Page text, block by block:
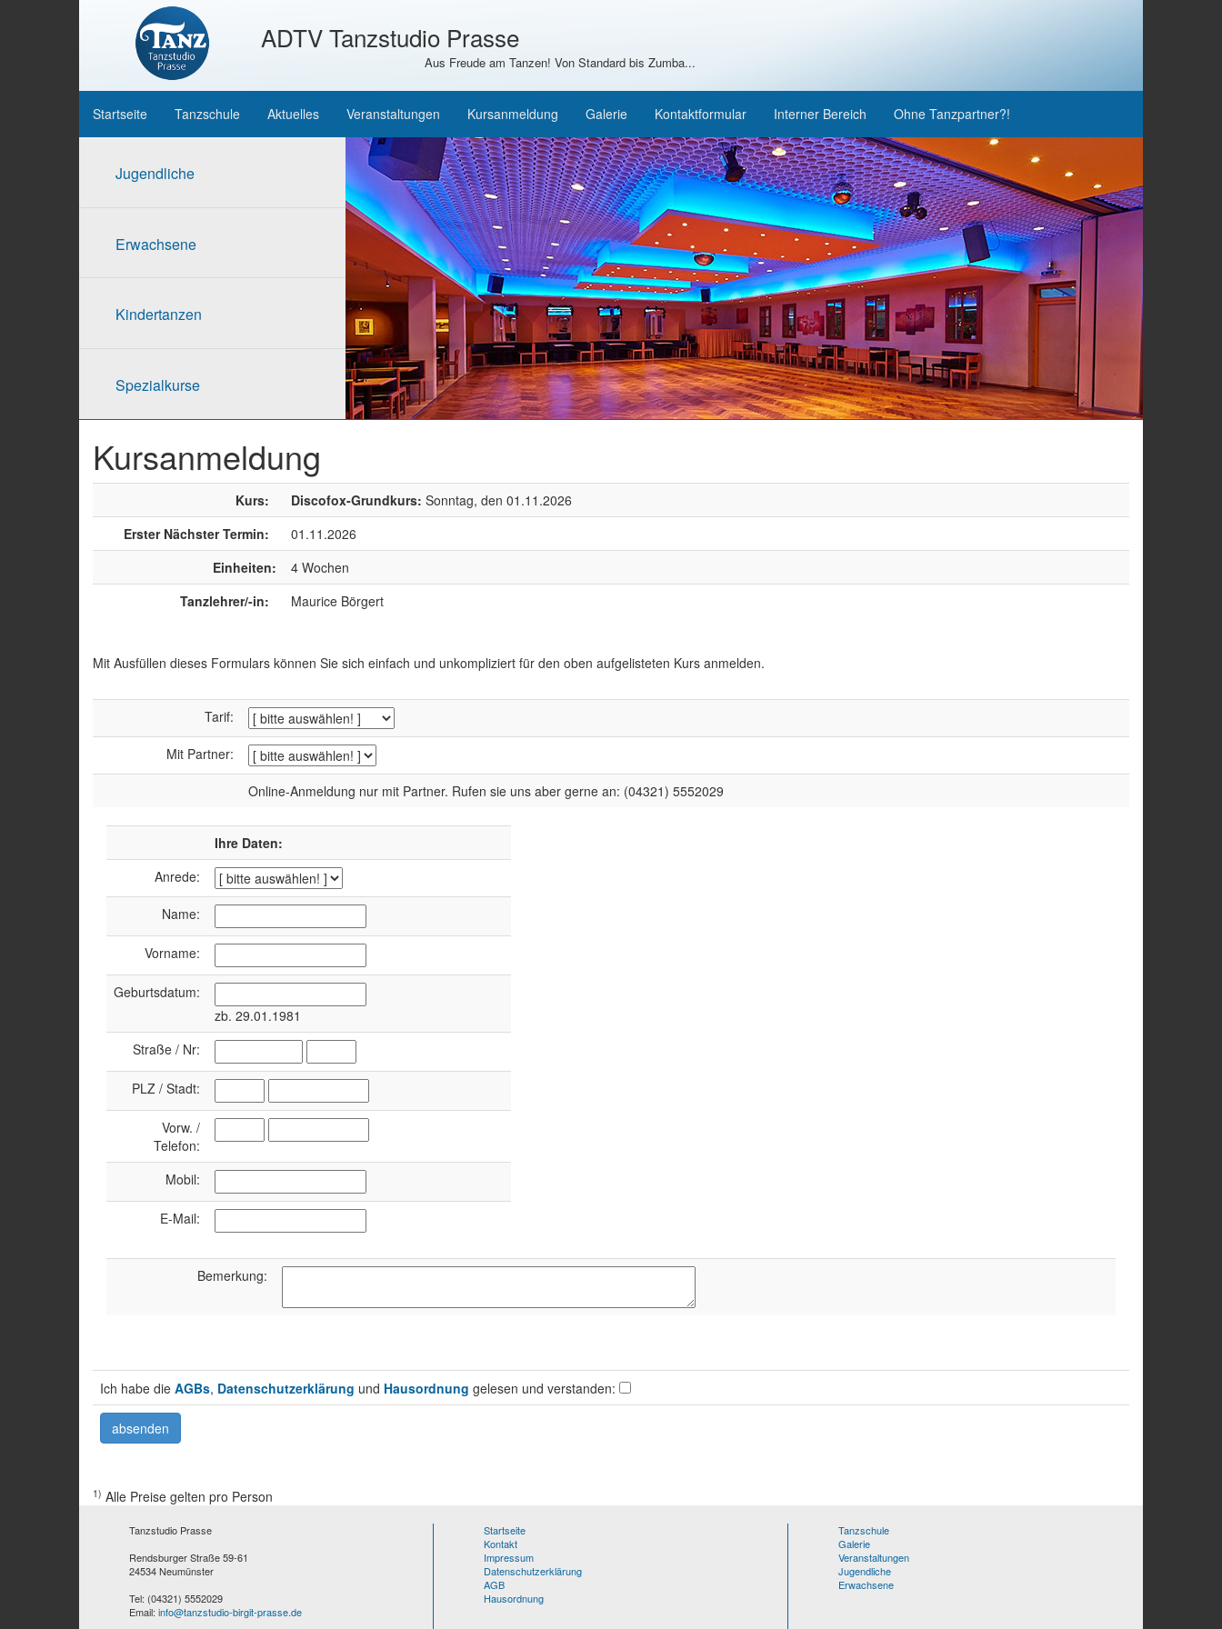
ADTV Tanzstudio Prasse
Aus Freude am Tanzen! Von Standard bis Zumba...
Startseite Tanzschule Aktuelles Veranstaltungen Kursanmeldung Galerie Kontaktformular Interner Bereich Ohne Tanzpartner?!
Jugendliche
Erwachsene
Kindertanzen
Spezialkurse
Kursanmeldung
Kurs: Discofox-Grundkurs: Sonntag, den 01.11.2026
Erster Nächster Termin:
01.11.2026
Einheiten:
4 Wochen
Tanzlehrer/-in:
Maurice Börgert
Mit Ausfüllen dieses Formulars können Sie sich einfach und unkompliziert für den oben aufgelisteten Kurs anmelden.
Tarif:
Mit Partner:
Online-Anmeldung nur mit Partner. Rufen sie uns aber gerne an: (04321) 5552029
Ihre Daten:
Anrede:
Name:
Vorname:
Geburtsdatum:
zb. 29.01.1981
Straße / Nr:
PLZ / Stadt:
Vorw. /
Telefon:
Mobil:
E-Mail:
Bemerkung:
Ich habe die AGBs, Datenschutzerklärung und Hausordnung gelesen und verstanden:
1) Alle Preise gelten pro Person
Tanzstudio Prasse
Rendsburger Straße 59-61
24534 Neumünster
Tel: (04321) 5552029
Email: info@tanzstudio-birgit-prasse.de
Startseite
Kontakt
Impressum
Datenschutzerklärung
AGB
Hausordnung
Tanzschule
Galerie
Veranstaltungen
Jugendliche
Erwachsene